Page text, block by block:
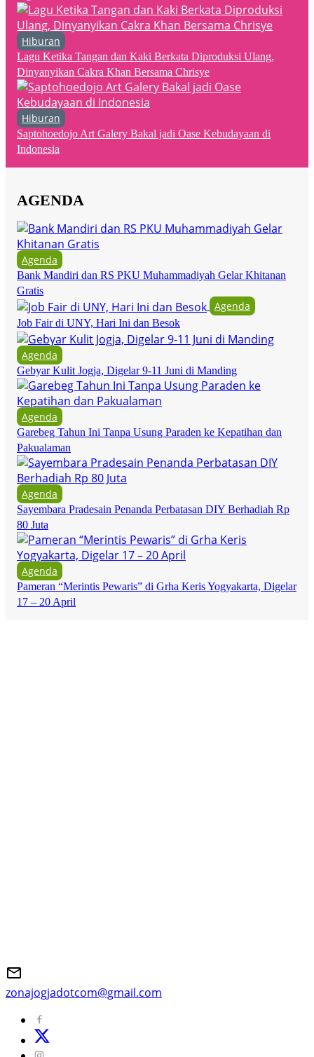
Hiburan
Lagu Ketika Tangan dan Kaki Berkata Diproduksi Ulang,
Dinyanyikan Cakra Khan Bersama Chrisye
Hiburan
Saptohoedojo Art Galery Bakal jadi Oase Kebudayaan di
Indonesia
AGENDA
Agenda
Bank Mandiri dan RS PKU Muhammadiyah Gelar Khitanan
Gratis
Agenda
Job Fair di UNY, Hari Ini dan Besok
Agenda
Gebyar Kulit Jogja, Digelar 9-11 Juni di Manding
Agenda
Garebeg Tahun Ini Tanpa Usung Paraden ke Kepatihan dan
Pakualaman
Agenda
Sayembara Pradesain Penanda Perbatasan DIY Berhadiah Rp
80 Juta
Agenda
Pameran “Merintis Pewaris” di Grha Keris Yogyakarta, Digelar
17 – 20 April
zonajogjadotcom@gmail.com